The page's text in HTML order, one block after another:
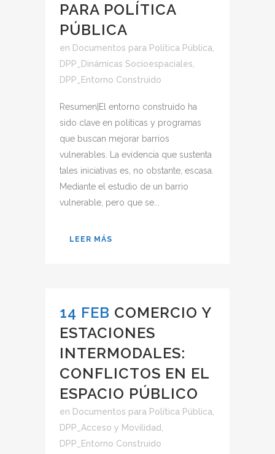
PARA POLÍTICA
PÚBLICA
en Documentos para Política Pública
DPP_Dinámicas Socioespaciales
DPP_Entorno Construido
Resumen|El entorno construido ha
sido clave en políticas y programas
que buscan mejorar barrios
vulnerables. La evidencia que sustenta
tales iniciativas es, no obstante, escasa.
Mediante el estudio de un barrio
vulnerable, pero que se...
LEER MÁS
14 FEB COMERCIO Y
ESTACIONES
INTERMODALES:
CONFLICTOS EN EL
ESPACIO PÚBLICO
en Documentos para Política Pública
DPP_Acceso y Movilidad
DPP_Entorno Construido